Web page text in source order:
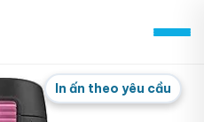
In ấn theo yêu cầu